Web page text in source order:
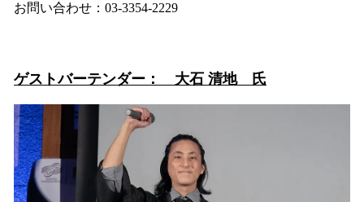
お問い合わせ：03-3354-2229
ゲストバーテンダー： 大石 清地 氏